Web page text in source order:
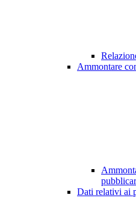
Ammontare
Dati relativi ai